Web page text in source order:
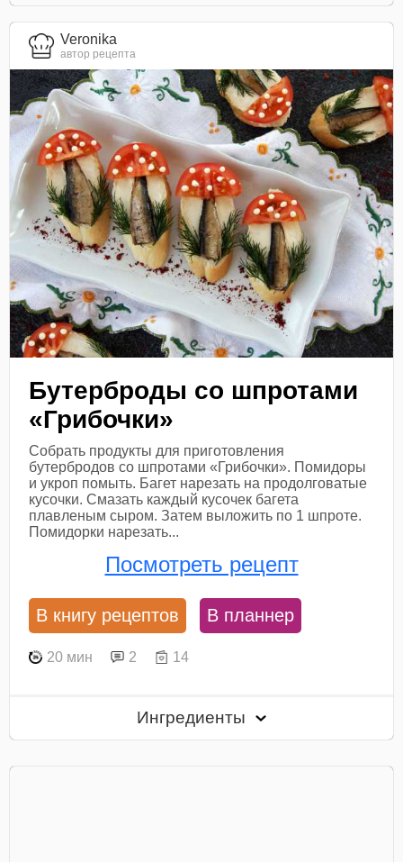
Veronika
автор рецепта
Бутерброды со шпротами
«Грибочки»
Собрать продукты для приготовления
бутербродов со шпротами «Грибочки». Помидоры
и укроп помыть. Багет нарезать на продолговатые
кусочки. Смазать каждый кусочек багета
плавленым сыром. Затем выложить по 1 шпроте.
Помидорки нарезать...
Посмотреть рецепт
В книгу рецептов В планнер
20 мин 2 14
Ингредиенты